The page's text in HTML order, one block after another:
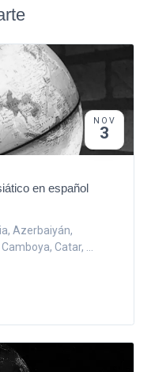
NOV
3
en español
Azerbaiyán,
Catar, ...